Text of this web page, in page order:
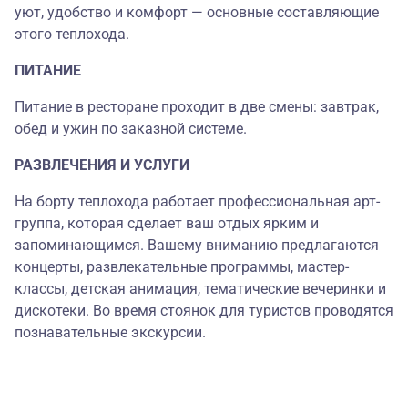
уют, удобство и комфорт — основные составляющие
этого теплохода.
ПИТАНИЕ
Питание в ресторане проходит в две смены: завтрак,
обед и ужин по заказной системе.
РАЗВЛЕЧЕНИЯ И УСЛУГИ
На борту теплохода работает профессиональная арт-
группа, которая сделает ваш отдых ярким и
запоминающимся. Вашему вниманию предлагаются
концерты, развлекательные программы, мастер-
классы, детская анимация, тематические вечеринки и
дискотеки. Во время стоянок для туристов проводятся
познавательные экскурсии.